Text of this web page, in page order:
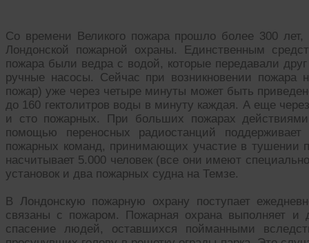
Со времени Великого пожара прошло более 300
Лондонской пожарной охраны. Единственным
пожара были ведра с водой, которые передавали
ручные насосы. Сейчас при возникновении пожара
пожар) уже через четыре минуты может быть
до 160 гектолитров воды в минуту каждая. А еще
и сто пожарных. При больших пожарах действиями
помощью переносных радиостанций
пожарных команд, принимающих участие в тушении
насчитывает 5.000 человек (все они имеют
установок и два пожарных судна на Темзе.
В Лондонскую пожарную охрану поступает
связаны с пожаром. Пожарная охрана выполняет и
спасение людей, оставшихся пойманными